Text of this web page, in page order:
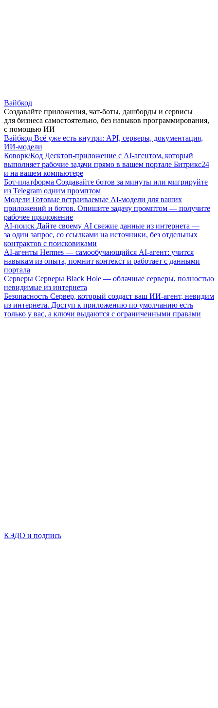
Вайбкод
Создавайте приложения, чат-боты, дашборды и сервисы
для бизнеса самостоятельно, без навыков программирования,
с помощью ИИ
Вайбкод Всё уже есть внутри: API, серверы, документация,
ИИ-модели
Коворк/Код Десктоп-приложение с AI-агентом, который
выполняет рабочие задачи прямо в вашем портале Битрикс24
и на вашем компьютере
Бот-платформа Создавайте ботов за минуты или мигрируйте
из Telegram одним промптом
Модели Готовые встраиваемые AI-модели для ваших
приложений и ботов. Опишите задачу промптом — получите
рабочее приложение
AI-поиск Дайте своему AI свежие данные из интернета —
за один запрос, со ссылками на источники, без отдельных
контрактов с поисковиками
AI-агенты Hermes — самообучающийся AI-агент: учится
навыкам из опыта, помнит контекст и работает с данными
портала
Серверы Серверы Black Hole — облачные серверы, полностью
невидимые из интернета
Безопасность Сервер, который создаст ваш ИИ-агент, невидим
из интернета. Доступ к приложению по умолчанию есть
только у вас, а ключи выдаются с ограниченными правами
КЭДО и подпись